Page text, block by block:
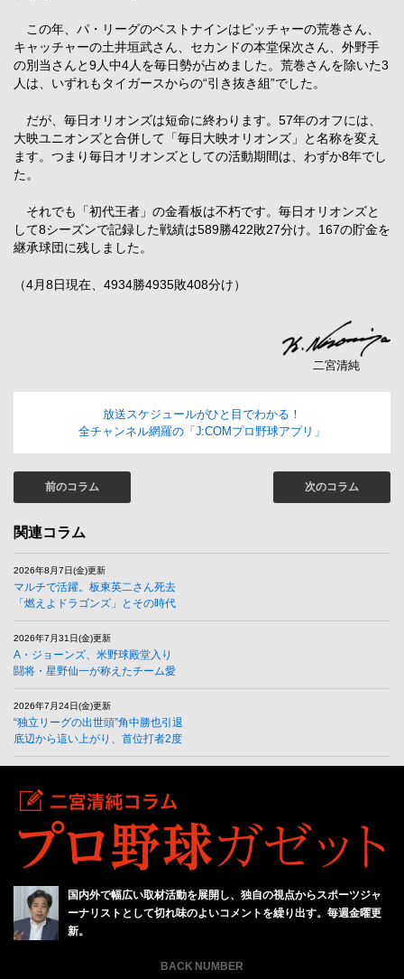
この年、パ・リーグのベストナインはピッチャーの荒巻さん、
キャッチャーの土井垣武さん、セカンドの本堂保次さん、外野手
の別当さんと9人中4人を毎日勢が占めました。荒巻さんを除いた3
人は、いずれもタイガースからの“引き抜き組”でした。
だが、毎日オリオンズは短命に終わります。57年のオフには、
大映ユニオンズと合併して「毎日大映オリオンズ」と名称を変え
ます。つまり毎日オリオンズとしての活動期間は、わずか8年でし
た。
それでも「初代王者」の金看板は不朽です。毎日オリオンズと
して8シーズンで記録した戦績は589勝422敗27分け。167の貯金を
継承球団に残しました。
（4月8日現在、4934勝4935敗408分け）
二宮清純
放送スケジュールがひと目でわかる！
全チャンネル網羅の「J:COMプロ野球アプリ」
前のコラム 次のコラム
関連コラム
2026年8月7日(金)更新
マルチで活躍。板東英二さん死去
「燃えよドラゴンズ」とその時代
2026年7月31日(金)更新
A・ジョーンズ、米野球殿堂入り
闘将・星野仙一が称えたチーム愛
2026年7月24日(金)更新
“独立リーグの出世頭”角中勝也引退
底辺から這い上がり、首位打者2度
国内外で幅広い取材活動を展開し、独自の視点からスポーツジャ
ーナリストとして切れ味のよいコメントを繰り出す。毎週金曜更
新。
BACK NUMBER